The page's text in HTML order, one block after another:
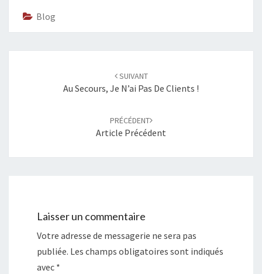
Blog
SUIVANT
Au Secours, Je N’ai Pas De Clients !
PRÉCÉDENT
Article Précédent
Laisser un commentaire
Votre adresse de messagerie ne sera pas
publiée. Les champs obligatoires sont indiqués
avec *